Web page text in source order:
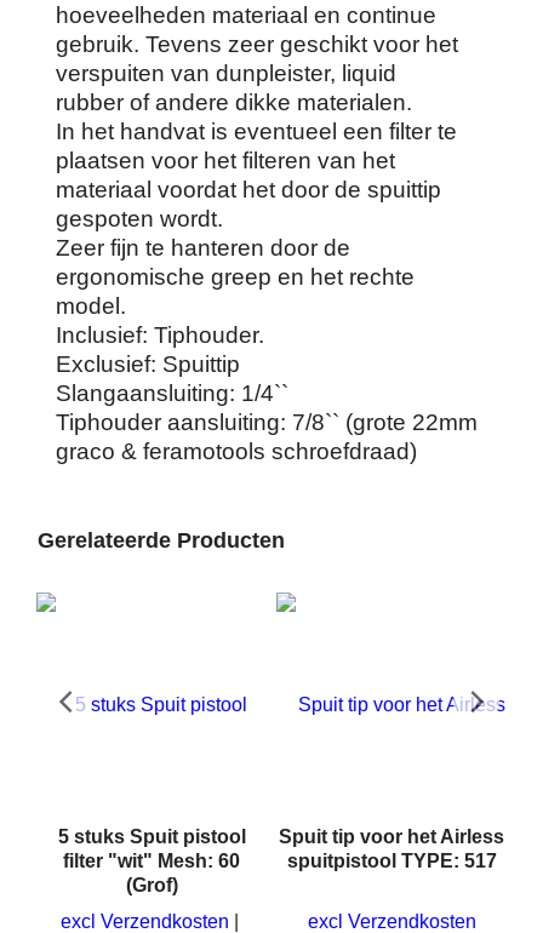
hoeveelheden materiaal en continue
gebruik. Tevens zeer geschikt voor het
verspuiten van dunpleister, liquid
rubber of andere dikke materialen.
In het handvat is eventueel een filter te
plaatsen voor het filteren van het
materiaal voordat het door de spuittip
gespoten wordt.
Zeer fijn te hanteren door de
ergonomische greep en het rechte
model.
Inclusief: Tiphouder.
Exclusief: Spuittip
Slangaansluiting: 1/4``
Tiphouder aansluiting: 7/8`` (grote 22mm
graco & feramotools schroefdraad)
Gerelateerde Producten
5 stuks Spuit pistool
filter "wit" Mesh: 60
(Grof)
excl Verzendkosten
Spuit tip voor het Airless
spuitpistool TYPE: 517
excl Verzendkosten